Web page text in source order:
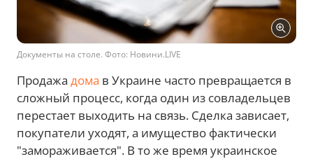
Документы на столе. Фото: Новини.LIVE
Продажа дома в Украине часто превращается в
сложный процесс, когда один из совладельцев
перестает выходить на связь. Сделка зависает,
покупатели уходят, а имущество фактически
"замораживается". В то же время украинское